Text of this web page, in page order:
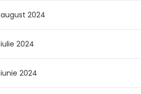
august 2024
iulie 2024
iunie 2024